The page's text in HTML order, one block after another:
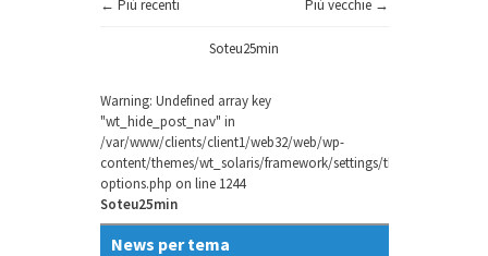
← Più recenti Più vecchie →
Soteu25min
Warning: Undefined array key
"wt_hide_post_nav" in
/var/www/clients/client1/web32/web/wp-
content/themes/wt_solaris/framework/settings/theme-
options.php on line 1244
Soteu25min
News per tema